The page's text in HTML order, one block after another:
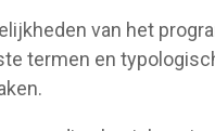
van het
termen en